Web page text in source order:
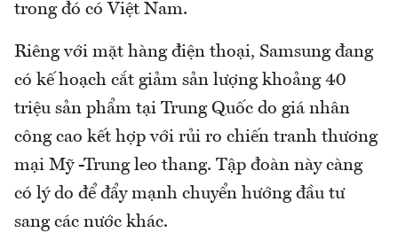
trong đó có Việt Nam.
Riêng với mặt hàng điện thoại, Samsung đang
có kế hoạch cắt giảm sản lượng khoảng 40
triệu sản phẩm tại Trung Quốc do giá nhân
công cao kết hợp với rủi ro chiến tranh thương
mại Mỹ -Trung leo thang. Tập đoàn này càng
có lý do để đẩy mạnh chuyển hướng đầu tư
sang các nước khác.